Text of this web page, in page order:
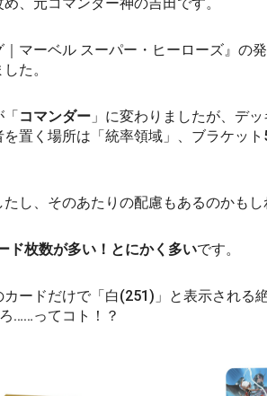
マーベル スーパー・ヒーローズ』の
た。
「コマンダー 」に変わりましたが、デ
置く場所は「統率領域」、ブラケット
し、そのあたりの配慮もあるのかも
ド枚数が多い！とにかく多いです。
カードだけで「白(251)」と表示される
……ってコト！？